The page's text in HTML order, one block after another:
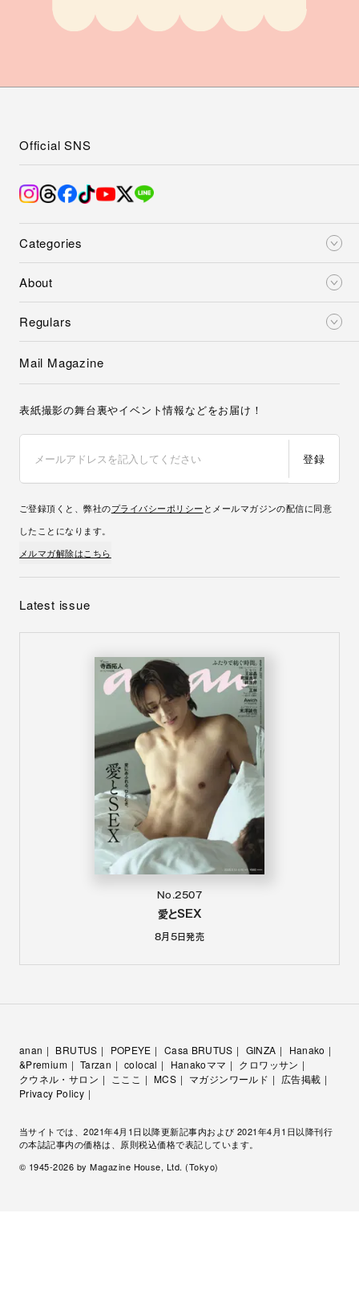
Categories
About
Regulars
Official SNS
Mail Magazine
表紙撮影の舞台裏やイベント情報などをお届け！
登録
ご登録頂くと、弊社のプライバシーポリシー とメールマガジンの配信に同意
したことになります。
メルマガ解除はこちら
Latest issue
No.2507
愛とSEX
8月5日発売
anan BRUTUS POPEYE Casa BRUTUS GINZA
Hanako
&Premium
Tarzan colocal Hanakoママ
クロワッサン
クウネル・サロン
こここ MCS マガジンワールド
広告掲載
Privacy Policy
当サイトでは、2021年4月1日以降更新記事内および 2021年4月1日以降刊行
の本誌記事内の価格は、原則税込価格で表記しています。
© 1945-2026 by Magazine House, Ltd. (Tokyo)